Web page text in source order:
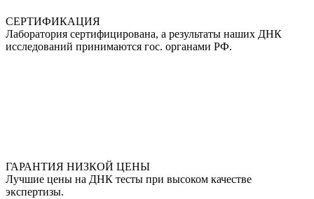
СЕРТИФИКАЦИЯ
Лаборатория сертифицирована, а результаты наших ДНК
исследований принимаются гос. органами РФ.
ГАРАНТИЯ НИЗКОЙ ЦЕНЫ
Лучшие цены на ДНК тесты при высоком качестве
экспертизы.